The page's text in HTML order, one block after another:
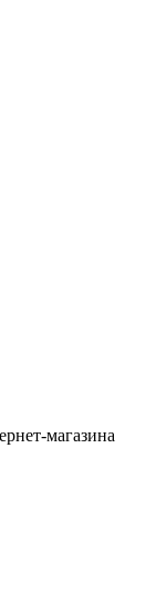
магазина